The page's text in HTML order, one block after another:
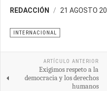
REDACCIÓN 21 AGOSTO
INTERNACIONAL
ARTÍCULO ANTERIOR
Exigimos respeto a la
democracia y los derechos
humanos